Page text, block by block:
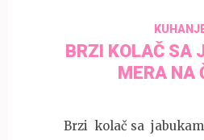
BRZI KOLAČ SA
MERA NA
Brzi kolač sa